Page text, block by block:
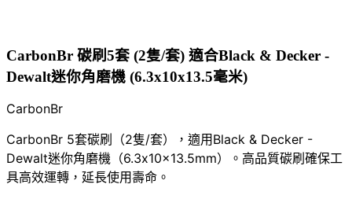
CarbonBr 碳刷5套 (2隻/套) 適合Black & Decker -
Dewalt迷你角磨機 (6.3x10x13.5毫米)
CarbonBr
CarbonBr 5套碳刷（2隻/套），適用Black & Decker -
Dewalt迷你角磨機（6.3x10x13.5mm）。高品質碳刷確保工
具高效運轉，延長使用壽命。